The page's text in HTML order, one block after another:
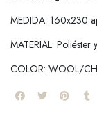
MEDIDA: 160x230
MATERIAL:
COLOR: WOOL/